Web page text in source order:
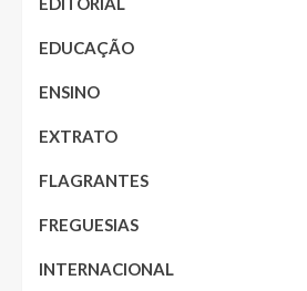
EDUCAÇÃO
ENSINO
EXTRATO
FLAGRANTES
FREGUESIAS
INTERNACIONAL